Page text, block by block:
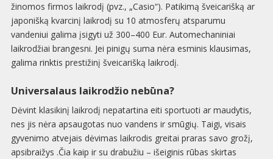
žinomos firmos laikrodį (pvz., „Casio“). Patikimą šveicarišką ar
japonišką kvarcinį laikrodį su 10 atmosferų atsparumu
vandeniui galima įsigyti už 300–400 Eur. Automechaniniai
laikrodžiai brangesni. Jei pinigų suma nėra esminis klausimas,
galima rinktis prestižinį šveicarišką laikrodį.
Universalaus laikrodžio nebūna?
Dėvint klasikinį laikrodį nepatartina eiti sportuoti ar maudytis,
nes jis nėra apsaugotas nuo vandens ir smūgių. Taigi, visais
gyvenimo atvejais dėvimas laikrodis greitai praras savo grožį,
apsibraižys .Čia kaip ir su drabužiu – išeiginis rūbas skirtas